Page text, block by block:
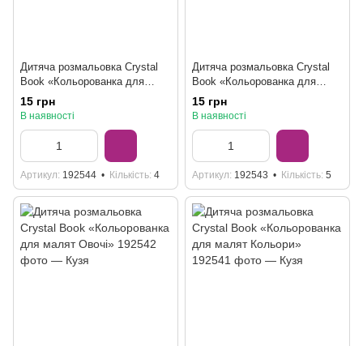
Дитяча розмальовка Crystal
Book «Кольорованка для
малят Транспорт»
15 грн
В наявності
Артикул 192544 Кількість 4
Дитяча розмальовка Crystal
Book «Кольорованка для
малят Розмовлялки»
15 грн
В наявності
Артикул 192543 Кількість 5